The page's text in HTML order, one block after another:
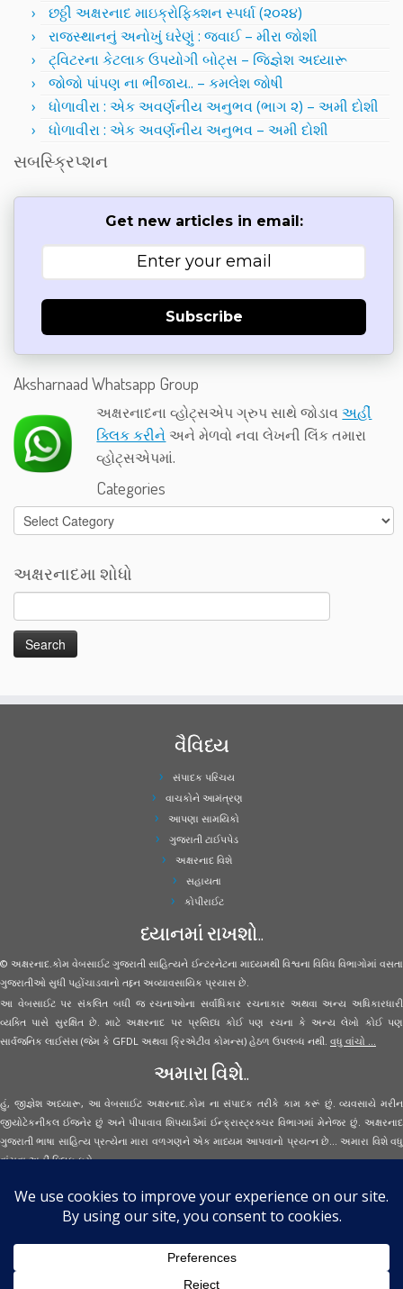
છઠ્ઠી અક્ષરનાદ માઇક્રોફિક્શન સ્પર્ધા (૨૦૨૪)
રાજસ્થાનનું અનોખું ઘરેણું : જવાઈ – મીરા જોશી
ટ્વિટરના કેટલાક ઉપયોગી બોટ્સ – જિજ્ઞેશ અધ્યારૂ
જોજો પાંપણ ના ભીંજાય.. – કમલેશ જોષી
ધોળાવીરા : એક અવર્ણનીય અનુભવ (ભાગ ૨) – અમી દોશી
ધોળાવીરા : એક અવર્ણનીય અનુભવ – અમી દોશી
સબસ્ક્રિપ્શન
Get new articles in email:
Subscribe
Aksharnaad Whatsapp Group
અક્ષરનાદના વ્હોટ્સએપ ગ્રુપ સાથે જોડાવઅહીં
ક્લિક કરીને અને મેળવો નવા લેખની લિંક તમારા
વ્હોટ્સએપમાં.
Categories
Categories
અક્ષરનાદમા શોધો
વૈવિધ્ય
સંપાદક પરિચય
વાચકોને આમંત્રણ
આપણા સામયિકો
ગુજરાતી ટાઈપપેડ
અક્ષરનાદ વિશે
સહાયતા
કોપીરાઈટ
ધ્યાનમાં રાખશો..
© અક્ષરનાદ.કોમ વેબસાઈટ ગુજરાતી સાહિત્યને ઈન્ટરનેટના માધ્યમથી વિશ્વના વિવિધ વિભાગોમાં વસતા
ગુજરાતીઓ સુધી પહોંચાડવાનો તદ્દન અવ્યાવસાયિક પ્રયાસ છે.
આ વેબસાઈટ પર સંકલિત બધી જ રચનાઓના સર્વાધિકાર રચનાકાર અથવા અન્ય અધિકારધારી
વ્યક્તિ પાસે સુરક્ષિત છે. માટે અક્ષરનાદ પર પ્રસિધ્ધ કોઈ પણ રચના કે અન્ય લેખો કોઈ પણ
સાર્વજનિક લાઈસંસ (જેમ કે GFDL અથવા ક્રિએટીવ કોમન્સ) હેઠળ ઉપલબ્ધ નથી. વધુ વાંચો ...
અમારા વિશે..
હું, જીજ્ઞેશ અધ્યારૂ, આ વેબસાઈટ અક્ષરનાદ.કોમ ના સંપાદક તરીકે કામ કરૂં છું. વ્યવસાયે મરીન
જીયોટેકનીકલ ઈજનેર છું અને પીપાવાવ શિપયાર્ડમાં ઈન્ફ્રાસ્ટ્રક્ચર વિભાગમાં મેનેજર છું. અક્ષરનાદ
ગુજરાતી ભાષા સાહિત્ય પ્રત્યેના મારા વળગણને એક માધ્યમ આપવાનો પ્રયત્ન છે... અમારા વિશે વધુ
વાંચવાઅહીં ક્લિક કરો...
Secured Site Assurance
Aksharnaad.com By Jignesh Adhyaru ·